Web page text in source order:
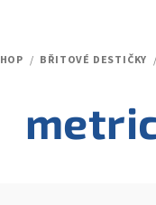
/ BŘITOVÉ DESTIČKY /